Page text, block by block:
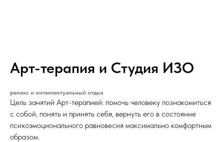
Арт-терапия и Студия ИЗО
релакс и интеллектуальный отдых
Цель занятий Арт-терапией: помочь человеку познакомиться
с собой, понять и принять себя, вернуть его в состояние
психоэмоционального равновесия максимально комфортным
образом.